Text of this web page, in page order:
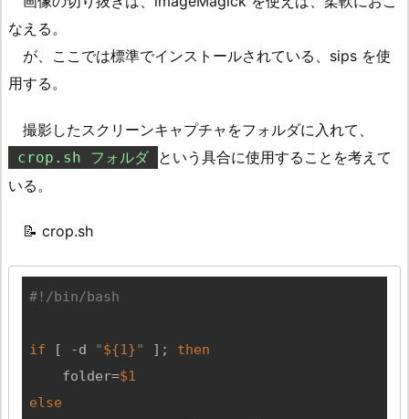
なえる。
が、ここでは標準でインストールされている、sips を使
用する。
撮影したスクリーンキャプチャをフォルダに入れて、
crop.sh フォルダ
という具合に使用することを考えて
いる。
📝 crop.sh
if [ -d "${1}" ]; then
    folder=
$1
else